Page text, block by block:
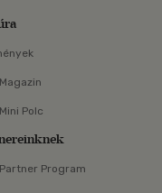
Polc
Program